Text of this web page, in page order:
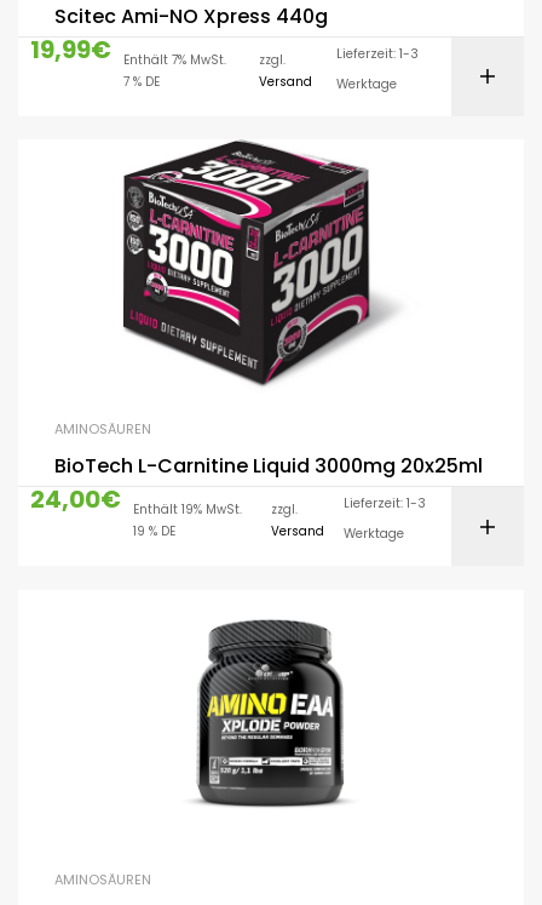
Scitec Ami-NO Xpress 440g
19,99€
Enthält 7% MwSt.
7 % DE
zzgl.
Versand
Lieferzeit: 1-3
Werktage
AMINOSÄUREN
BioTech L-Carnitine Liquid 3000mg 20x25ml
24,00€
Enthält 19% MwSt.
19 % DE
zzgl.
Versand
Lieferzeit: 1-3
Werktage
AMINOSÄUREN